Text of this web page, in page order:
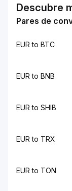
Descubre
Pares de
EUR to BTC
EUR to BNB
EUR to SHIB
EUR to TRX
EUR to TON